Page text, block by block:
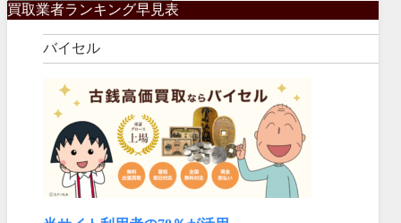
買取業者ランキング早見表
バイセル